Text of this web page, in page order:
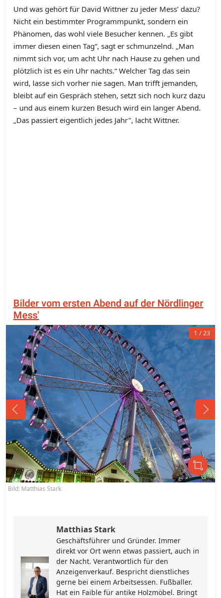
Und was gehört für David Wittner zu jeder Mess’ dazu?
Nicht ein bestimmter Programmpunkt, sondern ein
Phänomen, das wohl viele Besucher kennen. „Es gibt
immer diesen einen Tag“, sagt er schmunzelnd. „Man
nimmt sich vor, um acht Uhr nach Hause zu gehen und
plötzlich ist es ein Uhr nachts.“ Welcher Tag das sein
wird, lasse sich vorher nie sagen. Man trifft jemanden,
bleibt auf ein Gespräch stehen, setzt sich noch kurz dazu
– und aus einem kurzen Besuch wird ein langer Abend.
„Das passiert eigentlich jedes Jahr", lacht Wittner.
Bilder vom ersten Abend auf der Nördlinger
Mess'
1 23
Bild: Matthias Stark
Matthias Stark
Geschäftsführer und Gründer. Immer
direkt vor Ort wenn etwas passiert, auch in
der Nacht. Verantwortlich für den
Anzeigenverkauf. Bespricht dienstliches
gerne bei einem Arbeitsessen. Fußballer.
Hat ein Faible für antike Holzmöbel. Bringt